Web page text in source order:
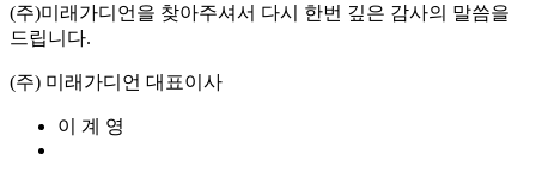
(주)미래가디언을 찾아주셔서 다시 한번 깊은 감사의 말씀을
드립니다.
(주) 미래가디언 대표이사
이 계 영